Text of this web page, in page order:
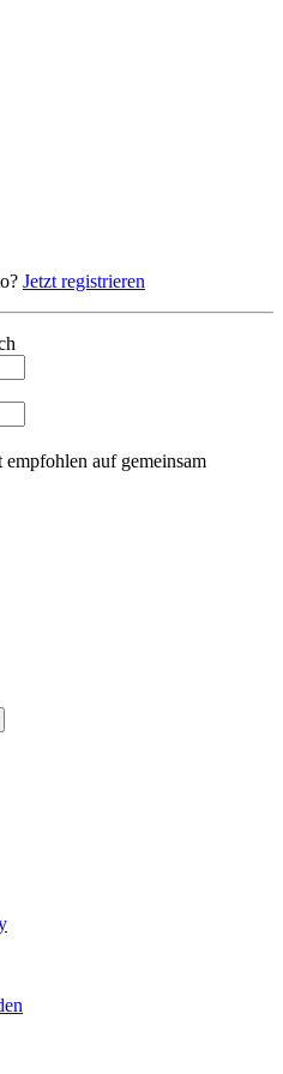
Jetzt registrieren
empfohlen auf gemeinsam